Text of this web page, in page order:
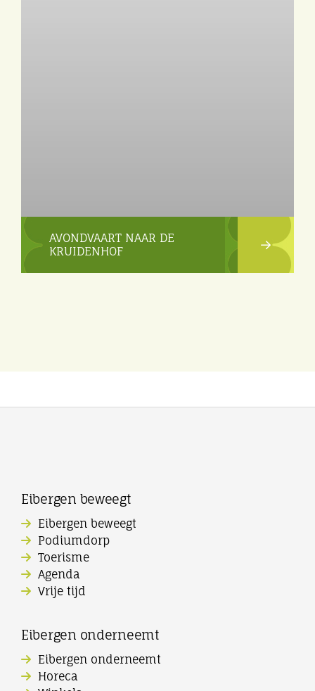
AVONDVAART NAAR DE
KRUIDENHOF
Eibergen beweegt
Eibergen beweegt
Podiumdorp
Toerisme
Agenda
Vrije tijd
Eibergen onderneemt
Eibergen onderneemt
Horeca